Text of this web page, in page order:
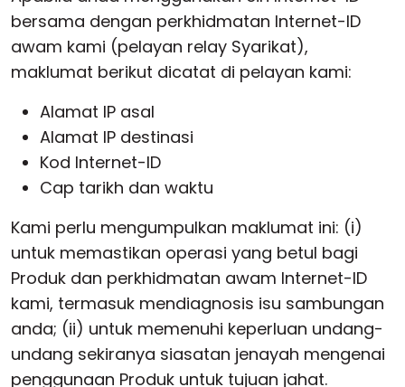
bersama dengan perkhidmatan Internet-ID
awam kami (pelayan relay Syarikat),
maklumat berikut dicatat di pelayan kami:
Alamat IP asal
Alamat IP destinasi
Kod Internet-ID
Cap tarikh dan waktu
Kami perlu mengumpulkan maklumat ini: (i)
untuk memastikan operasi yang betul bagi
Produk dan perkhidmatan awam Internet-ID
kami, termasuk mendiagnosis isu sambungan
anda; (ii) untuk memenuhi keperluan undang-
undang sekiranya siasatan jenayah mengenai
penggunaan Produk untuk tujuan jahat.